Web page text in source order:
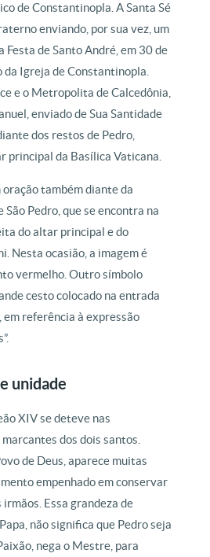
de Constantinopla. A Santa Sé
enviando, por sua vez, um
de Santo André, em 30 de
Igreja de Constantinopla.
e o Metropolita de Calcedônia,
enviado de Sua Santidade
dos restos de Pedro,
principal da Basílica Vaticana.
oração também diante da
São Pedro, que se encontra na
do altar principal e do
Nesta ocasião, a imagem é
vermelho. Outro símbolo
cesto colocado na entrada
em referência à expressão
unidade
XIV se deteve nas
dos dois santos.
de Deus, aparece muitas
empenhado em conservar
Essa grandeza de
não significa que Pedro seja
nega o Mestre, para